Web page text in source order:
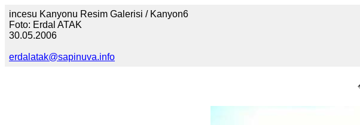
incesu Kanyonu Resim Galerisi / Kanyon6
Foto: Erdal ATAK
30.05.2006
erdalatak@sapinuva.info